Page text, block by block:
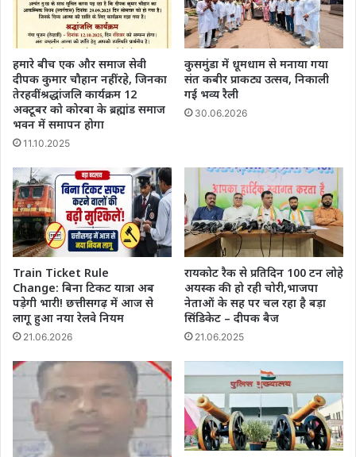
हमारे बीच एक और समाज सेवी
दीपक कुमार चौहान नहीं रहे, जिनका
तेरहवीं श्रद्धांजलि कार्यक्रम 12
अक्टूबर को कोरबा के ब्रह्मांड समाज
भवन में समापन होगा
11.10.2025
कुसमुंडा में धूमधाम से मनाया गया
संत कबीर प्राकट्य उत्सव, निकाली
गई भव्य रैली
30.06.2026
Train Ticket Rule
Change: बिना टिकट यात्रा अब
पड़ेगी भारी! छत्तीसगढ़ में आज से
लागू हुआ नया रेलवे नियम
21.06.2026
रायकोट रैक से प्रतिदिन 100 टन लोहे
अयस्क की हो रही चोरी,भाजपा
नेताओं के सह पर चल रहा है बड़ा
सिंडिकेट – दीपक बैज
21.06.2025